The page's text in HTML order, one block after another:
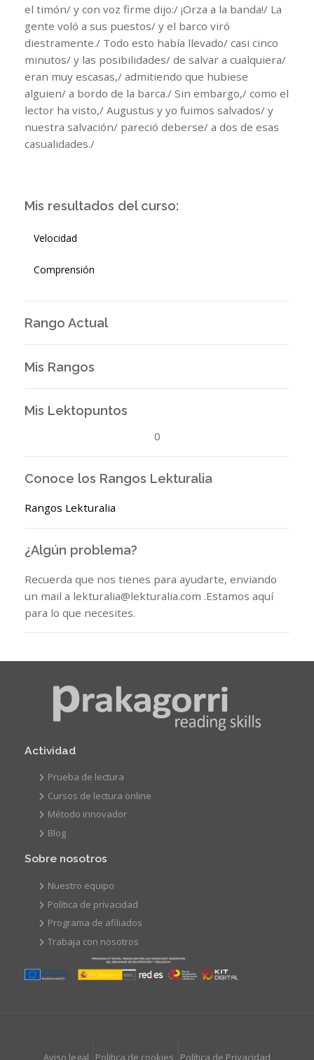
el timón/ y con voz firme dijo:/ ¡Orza a la banda!/ La
gente voló a sus puestos/ y el barco viró
diestramente./ Todo esto había llevado/ casi cinco
minutos/ y las posibilidades/ de salvar a cualquiera/
eran muy escasas,/ admitiendo que hubiese
alguien/ a bordo de la barca./ Sin embargo,/ como el
lector ha visto,/ Augustus y yo fuimos salvados/ y
nuestra salvación/ pareció deberse/ a dos de esas
casualidades./
Mis resultados del curso:
Velocidad
Comprensión
Rango Actual
Mis Rangos
Mis Lektopuntos
0
Conoce los Rangos Lekturalia
Rangos Lekturalia
¿Algún problema?
Recuerda que nos tienes para ayudarte, enviando
un mail a lekturalia@lekturalia.com .Estamos aquí
para lo que necesites.
Actividad
Prueba de lectura
Cursos de lectura online
Método innovador
Blog
Sobre nosotros
Nuestro equipo
Política de privacidad
Programa de afiliados
Trabaja con nosotros
Aviso legal Política de cookies Política de Privacidad